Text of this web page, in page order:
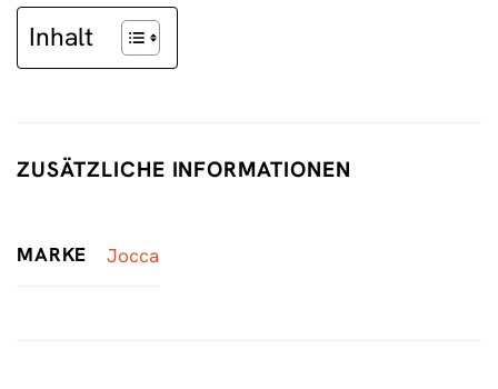
Inhalt
ZUSÄTZLICHE INFORMATIONEN
MARKE Jocca